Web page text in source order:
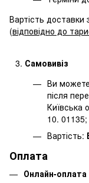
Вартість доставки
(відповідно до
Самовивіз
Ви можете
після
Київська
10. 01135;
Вартість:
Оплата
Онлайн-оплата